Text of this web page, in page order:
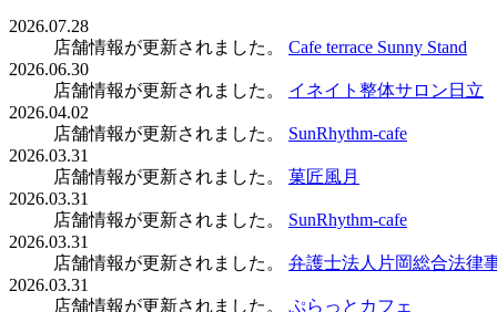
2026.07.28
店舗情報が更新されました。
Cafe terrace Sunny Stand
2026.06.30
店舗情報が更新されました。
イネイト整体サロン日立
2026.04.02
店舗情報が更新されました。
SunRhythm-cafe
2026.03.31
店舗情報が更新されました。
菓匠風月
2026.03.31
店舗情報が更新されました。
SunRhythm-cafe
2026.03.31
店舗情報が更新されました。
弁護士法人片岡総合法律
2026.03.31
店舗情報が更新されました。
ぷらっとカフェ